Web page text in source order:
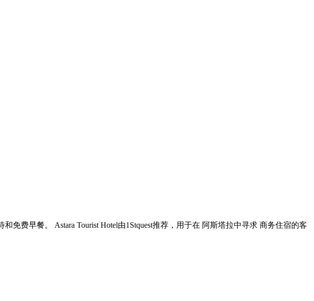
免费早餐。 Astara Tourist Hotel由1Stquest推荐，用于在 阿斯塔拉中寻求 商务住宿的客